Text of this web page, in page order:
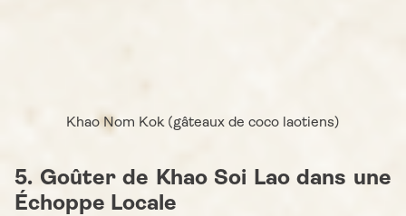
Khao Nom Kok (gâteaux de coco laotiens)
5. Goûter de Khao Soi Lao dans une
Échoppe Locale